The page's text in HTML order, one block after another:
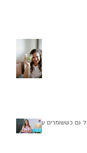
גם כששומרים על